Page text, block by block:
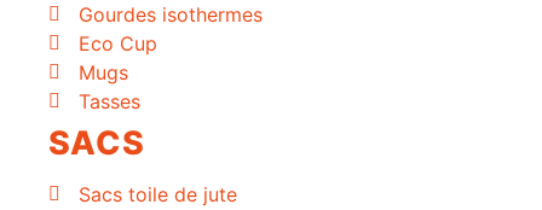
Gourdes isothermes
Eco Cup
Mugs
Tasses
SACS
Sacs toile de jute